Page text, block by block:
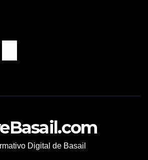
Digital de Basail